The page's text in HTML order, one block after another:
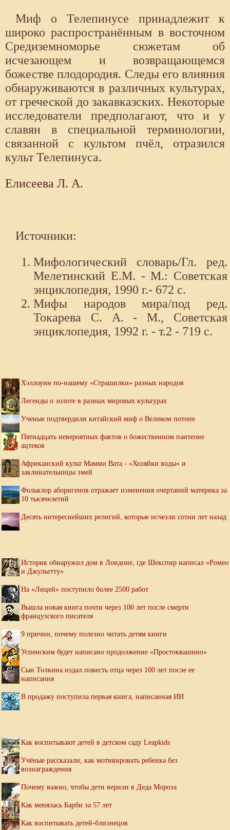
Миф о Телепинусе принадлежит к
широко распространённым в восточном
Средиземноморье сюжетам об
исчезающем и возвращающемся
божестве плодородия. Следы его влияния
обнаруживаются в различных культурах,
от греческой до закавказских. Некоторые
исследователи предполагают, что и у
славян в специальной терминологии,
связанной с культом пчёл, отразился
культ Телепинуса.
Елисеева Л. А.
Источники:
Мифологический словарь/Гл. ред.
Мелетинский Е.М. - М.: Советская
энциклопедия, 1990 г.- 672 с.
Мифы народов мира/под ред.
Токарева С. А. - М., Советская
энциклопедия, 1992 г. - т.2 - 719 с.
Хэллоуин по-нашему «Страшилки» разных народов
Легенды о золоте в разных мировых культурах
Ученые подтвердили китайский миф о Великом потопе
Пятнадцать невероятных фактов о божественном пантеоне
ацтеков
Африканский культ Мамми Вата - «Хозяйки воды» и
заклинательницы змей
Фольклор аборигенов отражает изменения очертаний материка за
10 тысячелетий
Десять интереснейших религий, которые исчезли сотни лет назад
Историк обнаружил дом в Лондоне, где Шекспир написал «Ромео
и Джульетту»
На «Лицей» поступило более 2500 работ
Вышла новая книга почти через 100 лет после смерти
французского писателя
9 причин, почему полезно читать детям книги
Успенским будет написано продолжение «Простоквашино»
Сын Толкина издал повесть отца через 100 лет после ее
написания
В продажу поступила первая книга, написанная ИИ
Как воспитывают детей в детском саду Leapkids
Учёные рассказали, как мотивировать ребенка без
вознаграждения
Почему важно, чтобы дети верили в Деда Мороза
Как менялась Барби за 57 лет
Как воспитывать детей-близнецов